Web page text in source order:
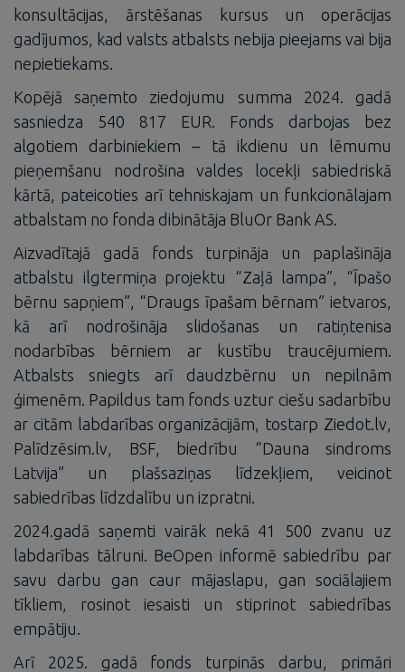
konsultācijas, ārstēšanas kursus un operācijas
gadījumos, kad valsts atbalsts nebija pieejams vai bija
nepietiekams.
Kopējā saņemto ziedojumu summa 2024. gadā
sasniedza 540 817 EUR. Fonds darbojas bez
algotiem darbiniekiem – tā ikdienu un lēmumu
pieņemšanu nodrošina valdes locekļi sabiedriskā
kārtā, pateicoties arī tehniskajam un funkcionālajam
atbalstam no fonda dibinātāja BluOr Bank AS.
Aizvadītajā gadā fonds turpināja un paplašināja
atbalstu ilgtermiņa projektu “Zaļā lampa”, “Īpašo
bērnu sapņiem”, “Draugs īpašam bērnam” ietvaros,
kā arī nodrošināja slidošanas un ratiņtenisa
nodarbības bērniem ar kustību traucējumiem.
Atbalsts sniegts arī daudzbērnu un nepilnām
ģimenēm. Papildus tam fonds uztur ciešu sadarbību
ar citām labdarības organizācijām, tostarp Ziedot.lv,
Palīdzēsim.lv, BSF, biedrību “Dauna sindroms
Latvija” un plašsaziņas līdzekļiem, veicinot
sabiedrības līdzdalību un izpratni.
2024.gadā saņemti vairāk nekā 41 500 zvanu uz
labdarības tālruni. BeOpen informē sabiedrību par
savu darbu gan caur mājaslapu, gan sociālajiem
tīkliem, rosinot iesaisti un stiprinot sabiedrības
empātiju.
Arī 2025. gadā fonds turpinās darbu, primāri